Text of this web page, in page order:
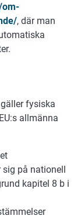
om-
, där man
fysiska
allmänna
på nationell
kapitel 8 b i